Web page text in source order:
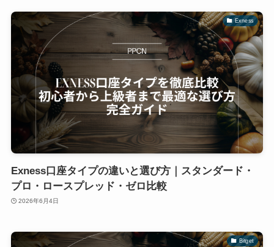
Exness
Exness口座タイプの違いと選び方｜スタンダード・
プロ・ロースプレッド・ゼロ比較
2026年6月4日
Bitget